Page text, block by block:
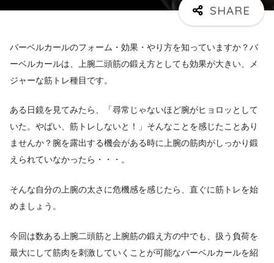
バーベルカールのフォーム・効果・やり方を知っていますか？バ
ーベルカールは、上腕二頭筋の鍛え方としても効果が大きい、メ
ジャーな筋トレ種目です。
ある日鏡を見てみたら、「尋常じゃないほど腕がヒョロッとして
いた。やばい、筋トレしないと！」そんなことを感じたことあり
ませんか？腕を露出する機会がある時に上腕の筋肉がしっかり鍛
えられていなかったら・・・。
そんな自分の上腕の太さに危機感を感じたら、直ぐに筋トレを始
めましょう。
今回は数ある上腕二頭筋と上腕筋の鍛え方の中でも、扱う負荷を
最大にして筋肉を刺激していくことが可能なバーベルカールを紹